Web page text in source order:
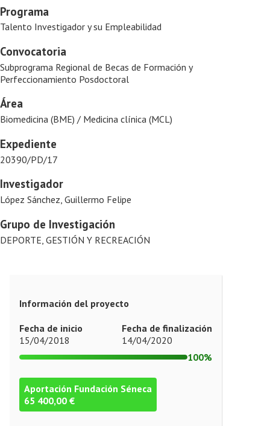
Programa
Talento Investigador y su Empleabilidad
Convocatoria
Subprograma Regional de Becas de Formación y
Perfeccionamiento Posdoctoral
Área
Biomedicina (BME) / Medicina clínica (MCL)
Expediente
20390/PD/17
Investigador
López Sánchez, Guillermo Felipe
Grupo de Investigación
DEPORTE, GESTIÓN Y RECREACIÓN
Información del proyecto
Fecha de inicio
15/04/2018
Fecha de finalización
14/04/2020
100%
Aportación Fundación Séneca
65 400,00 €